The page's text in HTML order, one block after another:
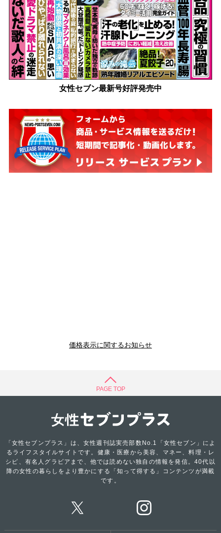
女性セブン最新号好評発売中
価格表示に関するお知らせ
PAGE TOP
「女性セブンプラス」は、女性週刊誌実売部数No.1「女性セブン」によ
るライフスタイルサイトです。健康・医療から美容、マネー、料理・レ
シピ、有名人グラビアまで、他では読めない独自の情報を発信。40代以
降の女性の暮らしをより豊かにする「知って得する」コンテンツが満載
です。